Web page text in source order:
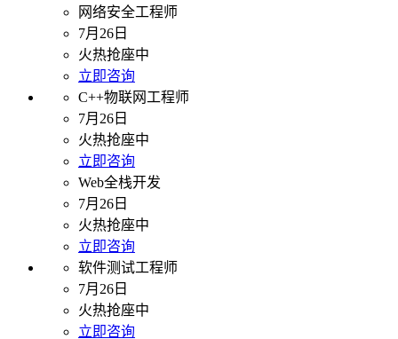
网络安全工程师
7月26日
火热抢座中
立即咨询
C++物联网工程师
7月26日
火热抢座中
立即咨询
Web全栈开发
7月26日
火热抢座中
立即咨询
软件测试工程师
7月26日
火热抢座中
立即咨询